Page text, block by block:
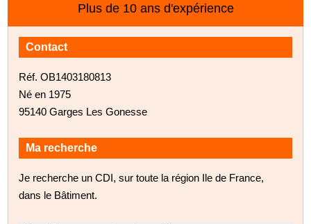
Plus de 10 ans d'expérience
Contact
Réf. OB1403180813
Né en 1975
95140 Garges Les Gonesse
Ma recherche
Je recherche un CDI, sur toute la région Ile de France,
dans le Bâtiment.